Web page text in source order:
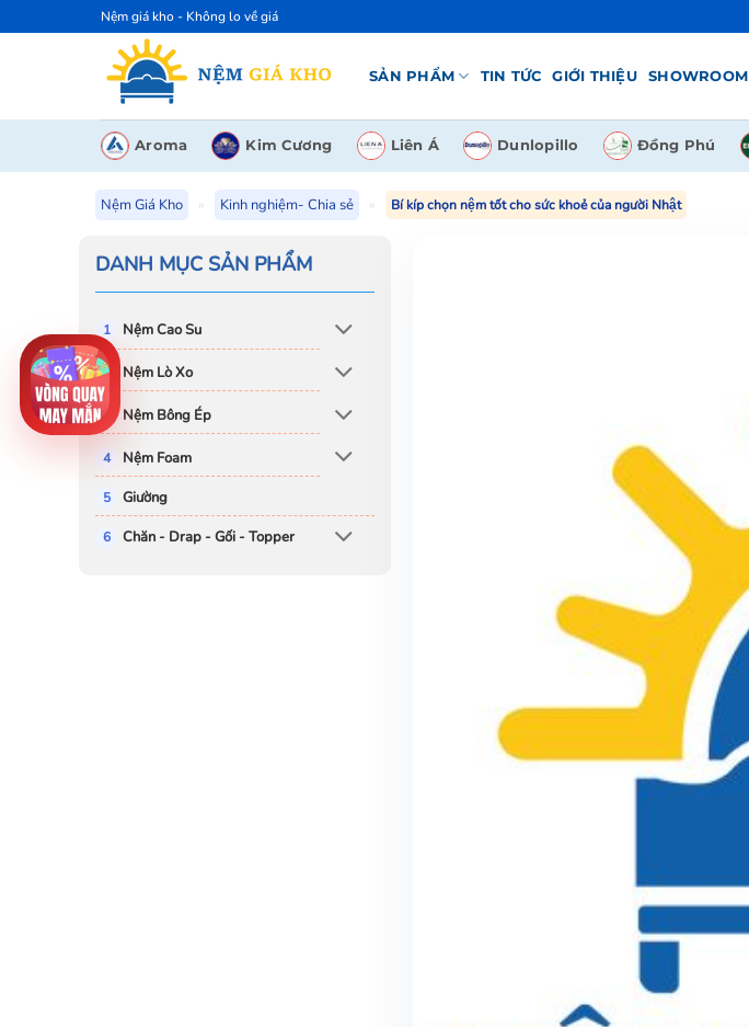
qua
Nệm giá kho - Không lo về giá
SẢN PHẨM TIN TỨC GIỚI THIỆU SHOWROOM
Aroma Kim Cương Liên Á Dunlopillo Đồng Phú
Nệm Giá Kho » Kinh nghiệm- Chia sẻ » Bí kíp chọn nệm tốt cho sức khoẻ của người Nhật
DANH MỤC SẢN PHẨM
Nệm Cao Su
Nệm Lò Xo
Nệm Bông Ép
Nệm Foam
Giường
Chăn - Drap - Gối - Topper